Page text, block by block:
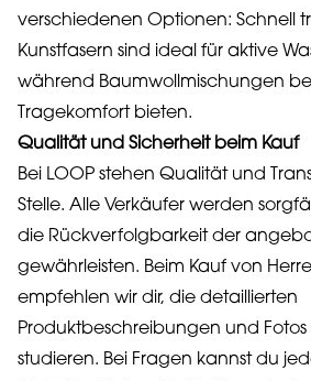
verschiedenen Optionen: Schnell
Kunstfasern sind ideal für aktive
während Baumwollmischungen
Tragekomfort bieten.
Qualität und Sicherheit beim Kauf
Bei LOOP stehen Qualität und
Stelle. Alle Verkäufer werden
die Rückverfolgbarkeit der
gewährleisten. Beim Kauf von
empfehlen wir dir, die detaillierten
Produktbeschreibungen und
studieren. Bei Fragen kannst du